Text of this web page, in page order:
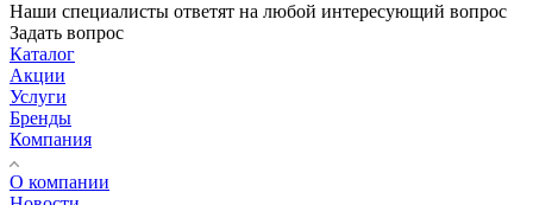
Наши специалисты ответят на любой интересующий вопрос
Задать вопрос
Каталог
Акции
Услуги
Бренды
Компания
О компании